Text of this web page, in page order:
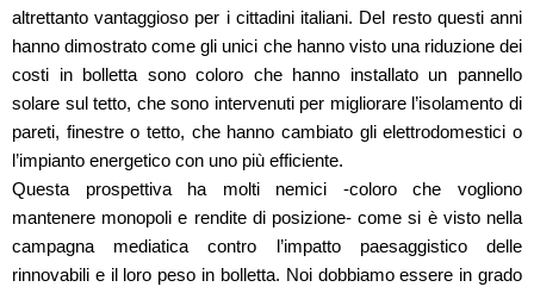
altrettanto vantaggioso per i cittadini italiani. Del resto questi anni
hanno dimostrato come gli unici che hanno visto una riduzione dei
costi in bolletta sono coloro che hanno installato un pannello
solare sul tetto, che sono intervenuti per migliorare l’isolamento di
pareti, finestre o tetto, che hanno cambiato gli elettrodomestici o
l’impianto energetico con uno più efficiente.
Questa prospettiva ha molti nemici -coloro che vogliono
mantenere monopoli e rendite di posizione- come si è visto nella
campagna mediatica contro l’impatto paesaggistico delle
rinnovabili e il loro peso in bolletta. Noi dobbiamo essere in grado